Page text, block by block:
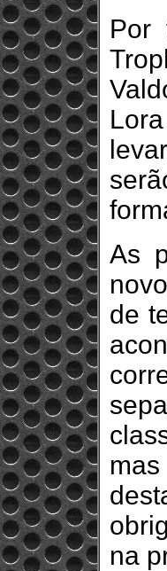
Por
As
de
na